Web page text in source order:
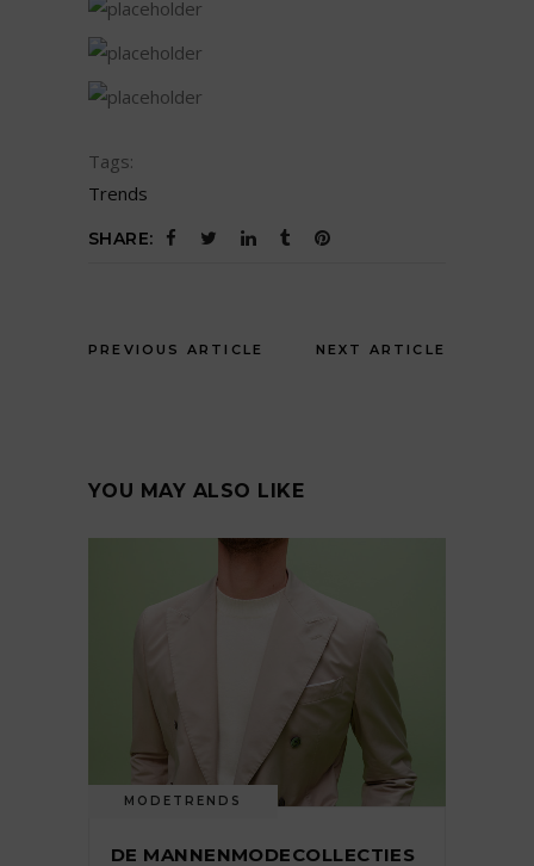
Tags:
Trends
SHARE:
PREVIOUS ARTICLE NEXT ARTICLE
YOU MAY ALSO LIKE
MODETRENDS
DE MANNENMODECOLLECTIES